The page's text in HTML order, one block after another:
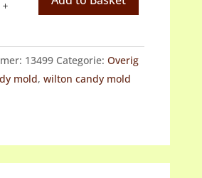
13499 Categorie: Overig
mold, wilton candy mold